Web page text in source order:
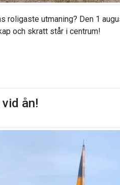
roligaste utmaning? Den 1
och skratt står i centrum!
ån!